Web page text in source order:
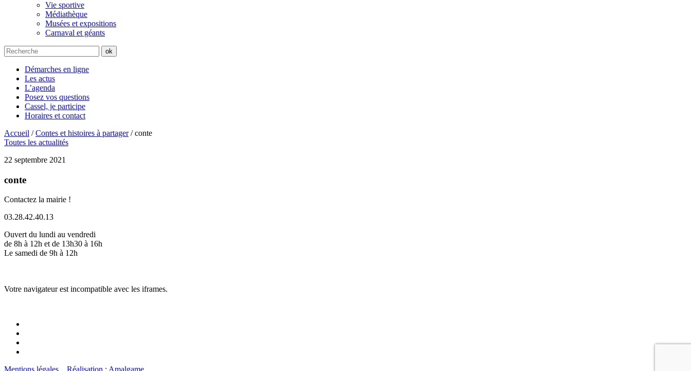
Vie sportive
Médiathèque
Musées et expositions
Carnaval et géants
Démarches en ligne
Les actus
L’agenda
Posez vos questions
Cassel, je participe
Horaires et contact
Accueil /Contes et histoires à partager/conte
Toutes les actualités
22 septembre 2021
conte
Contactez la mairie !
03.28.42.40.13
Ouvert du lundi au vendredi
de 8h à 12h et de 13h30 à 16h
Le samedi de 9h à 12h
Votre navigateur est incompatible avec les iframes.